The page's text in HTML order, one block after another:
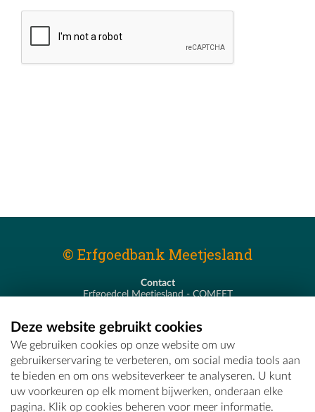
© Erfgoedbank Meetjesland
Contact
Erfgoedcel Meetjesland - COMEET
T - 09 373 75 96
E -erfgoedcel@comeet.be
Deze website gebruikt cookies
We gebruiken cookies op onze website om uw
gebruikerservaring te verbeteren, om social media tools aan
te bieden en om ons websiteverkeer te analyseren. U kunt
uw voorkeuren op elk moment bijwerken, onderaan elke
pagina. Klik op cookies beheren voor meer informatie.